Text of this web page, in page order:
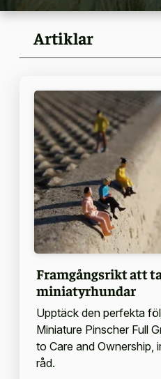
Artiklar
Framgångsrikt att
miniatyrhundar
Upptäck den perfekta
Miniature Pinscher Full
to Care and Ownership,
råd.